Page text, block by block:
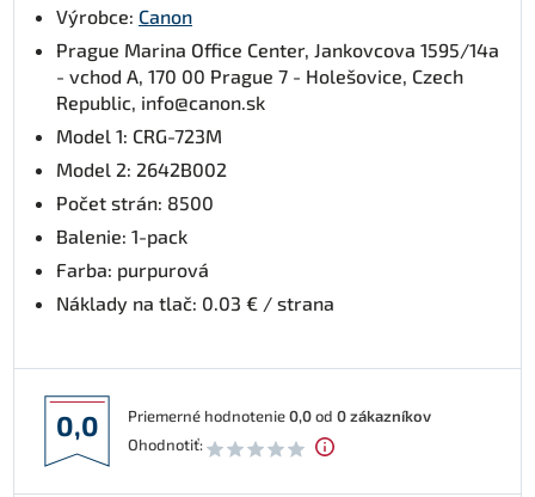
Výrobce: Canon
Prague Marina Office Center, Jankovcova 1595/14a
- vchod A, 170 00 Prague 7 - Holešovice, Czech
Republic, info@canon.sk
Model 1: CRG-723M
Model 2: 2642B002
Počet strán: 8500
Balenie: 1-pack
Farba: purpurová
Náklady na tlač: 0.03 € / strana
0,0 Priemerné hodnotenie0,0od 0zákazníkov
Ohodnotiť: